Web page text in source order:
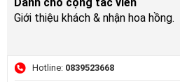
Giới thiệu khách & nhận hoa hồng.
Hotline: 0839523668